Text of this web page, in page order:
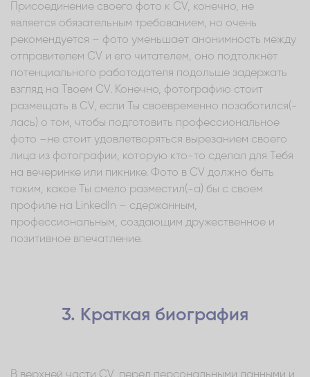
Присоединение своего фото к CV, конечно, не
является обязательным требованием, но очень
рекомендуется – фото уменьшает анонимность между
отправителем CV и его читателем, оно подтолкнёт
потенциального работодателя подольше задержать
взгляд на Твоем CV. Конечно, фотографию стоит
размещать в CV, если Ты своевременно позаботился(-
лась) о том, чтобы подготовить профессиональное
фото –не стоит удовлетворяться вырезанием своего
лица из фотографии, которую кто-то сделал для Тебя
на вечеринке или пикнике. Фото в CV должно быть
таким, какое Ты смело разместил(-а) бы с своем
профиле на LinkedIn – сдержанным,
профессиональным, создающим дружественное и
позитивное впечатление.
3. Краткая биография
В верхней части CV, перед персональными данными и